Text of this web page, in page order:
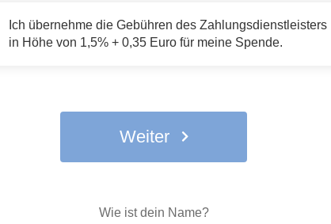
Ich übernehme die Gebühren des Zahlungsdienstleisters
in Höhe von 1,5% + 0,35 Euro für meine Spende.
Weiter
Wie ist dein Name?